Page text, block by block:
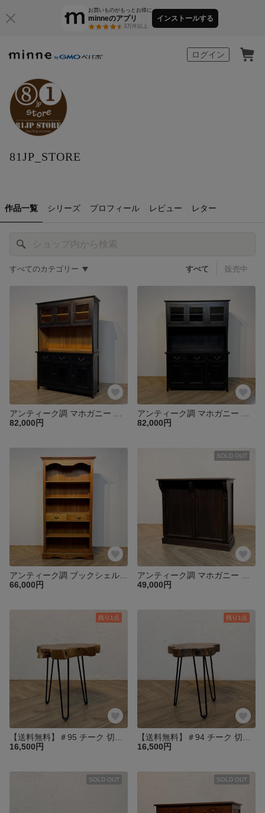
お買いものがもっとお得に
minneのアプリ
3万件以上
インストールする
ログイン
81JP_STORE
作品一覧 シリーズ プロフィール レビュー レター
すべてのカテゴリー すべて 販売中
82,000円
82,000円
66,000円
SOLD OUT
49,000円
残り1点
16,500円
残り1点
16,500円
SOLD OUT SOLD OUT